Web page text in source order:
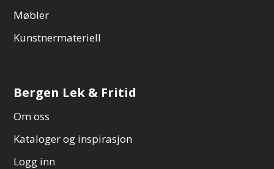
Møbler
Kunstnermateriell
Bergen Lek & Fritid
Om oss
Kataloger og inspirasjon
Logg inn